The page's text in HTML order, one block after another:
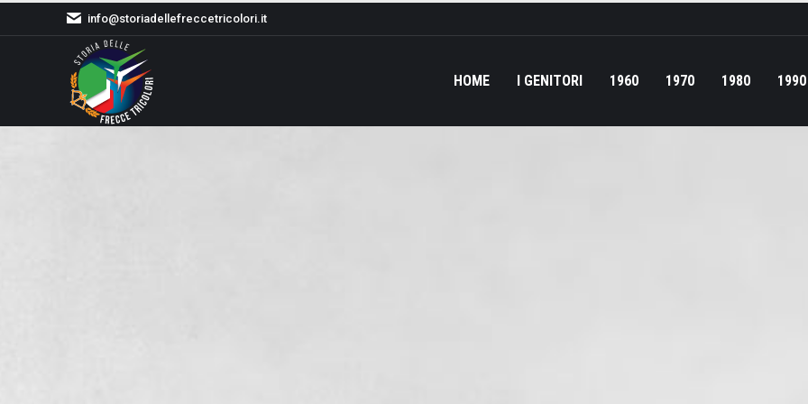
info@storiadellefreccetricolori.it
HOME I GENITORI 1960 1970 1980 1990